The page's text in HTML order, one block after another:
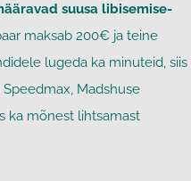
suusa libisemise-
maksab 200€ ja teine
lugeda ka minuteid, siis
Madshuse
ka mõnest lihtsamast